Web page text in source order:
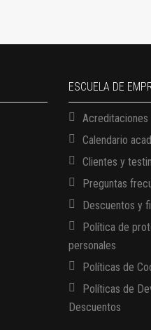
ESCUELA DE
Acreditaciones
Calendario
Clientes y
Preguntas
Descuentos y
Política de
personales
Políticas de
Políticas de
Descuentos